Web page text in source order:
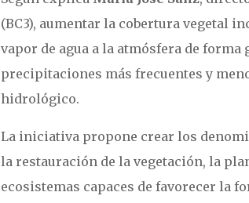
(BC3), aumentar la cobertura vegetal
vapor de agua a la atmósfera de
precipitaciones más frecuentes y
hidrológico.
La iniciativa propone crear los
la restauración de la vegetación, la
ecosistemas capaces de favorecer la